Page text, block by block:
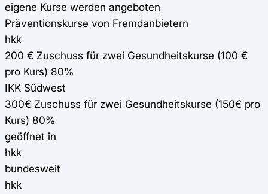
eigene Kurse werden angeboten
Präventionskurse von Fremdanbietern
hkk
200 € Zuschuss für zwei Gesundheitskurse (100 €
pro Kurs) 80%
IKK Südwest
300€ Zuschuss für zwei Gesundheitskurse (150€ pro
Kurs) 80%
geöffnet in
hkk
bundesweit
hkk